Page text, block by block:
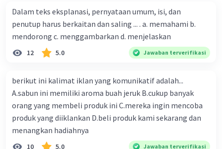
24 November 2023 12:27
makasihhh
— Tampilkan 1 balasan lainnya
Dalam teks eksplanasi, pernyataan umum, isi, dan
penutup harus berkaitan dan saling ... . a. memahami b.
mendorong c. menggambarkan d. menjelaskan
12 5.0 Jawaban terverifikasi
berikut ini kalimat iklan yang komunikatif adalah...
A.sabun ini memiliki aroma buah jeruk B.cukup banyak
orang yang membeli produk ini C.mereka ingin mencoba
produk yang diiklankan D.beli produk kami sekarang dan
menangkan hadiahnya
10 5.0 Jawaban terverifikasi